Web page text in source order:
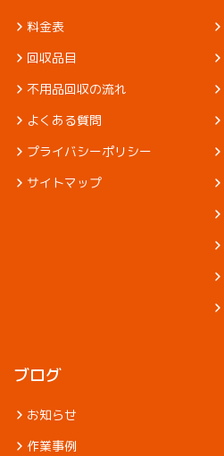
料金表
回収品目
不用品回収の流れ
よくある質問
プライバシーポリシー
サイトマップ
ブログ
お知らせ
作業事例